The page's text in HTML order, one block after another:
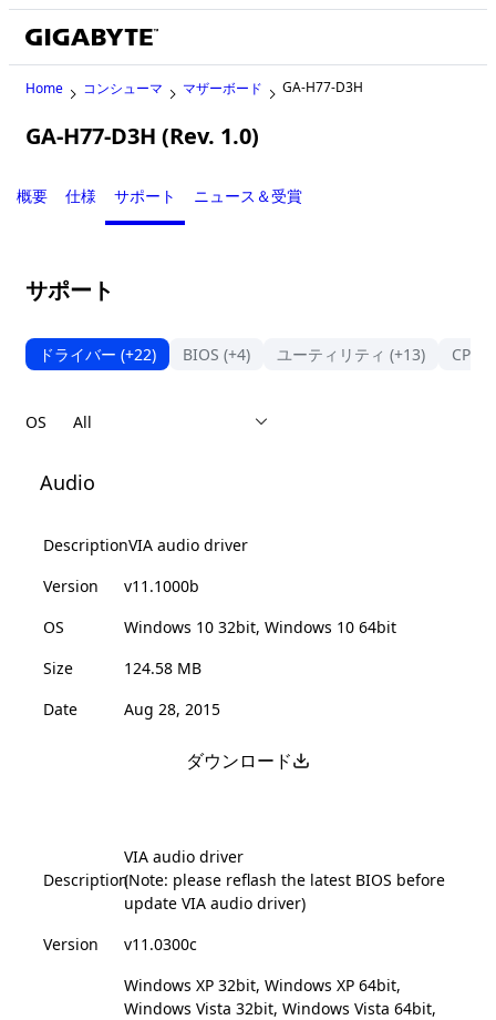
Home コンシューマ マザーボード GA-H77-D3H
GA-H77-D3H (Rev. 1.0)
概要 仕様 サポート ニュース＆受賞
サポート
ドライバー (+22) BIOS (+4) ユーティリティ (+13) CPU
OS
Audio
DescriptionVIA audio driver
Version
v11.1000b
OS
Windows 10 32bit, Windows 10 64bit
Size
124.58 MB
Date
Aug 28, 2015
ダウンロード
Description
VIA audio driver
(Note: please reflash the latest BIOS before
update VIA audio driver)
Version
v11.0300c
Windows XP 32bit, Windows XP 64bit,
Windows Vista 32bit, Windows Vista 64bit,